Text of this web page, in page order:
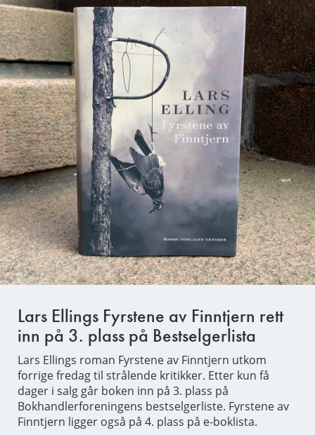
Lars Ellings Fyrstene av Finntjern rett
inn på 3. plass på Bestselgerlista
Lars Ellings roman Fyrstene av Finntjern utkom
forrige fredag til strålende kritikker. Etter kun få
dager i salg går boken inn på 3. plass på
Bokhandlerforeningens bestselgerliste. Fyrstene av
Finntjern ligger også på 4. plass på e-boklista.